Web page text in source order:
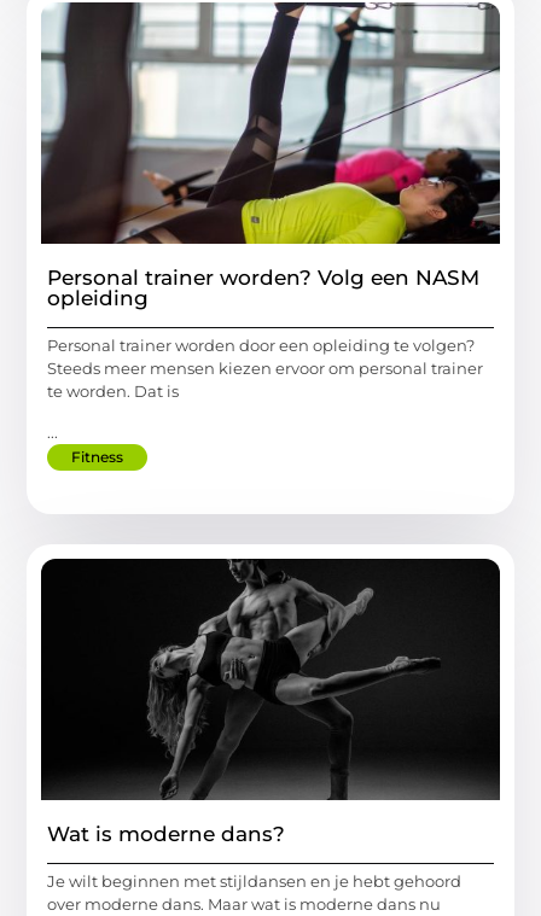
Personal trainer worden? Volg een NASM
opleiding
Personal trainer worden door een opleiding te volgen?
Steeds meer mensen kiezen ervoor om personal trainer
te worden. Dat is
...
Fitness
Wat is moderne dans?
Je wilt beginnen met stijldansen en je hebt gehoord
over moderne dans. Maar wat is moderne dans nu